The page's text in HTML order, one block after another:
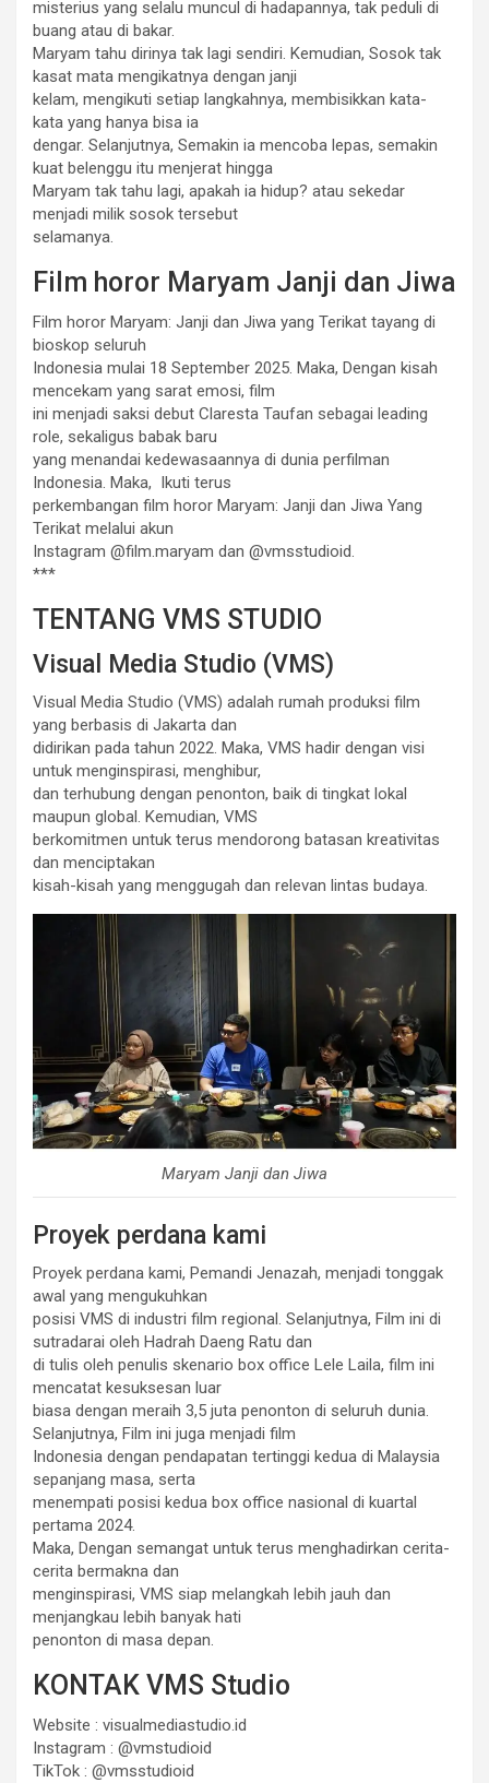
misterius yang selalu muncul di hadapannya, tak peduli di
buang atau di bakar.
Maryam tahu dirinya tak lagi sendiri. Kemudian, Sosok tak
kasat mata mengikatnya dengan janji
kelam, mengikuti setiap langkahnya, membisikkan kata-
kata yang hanya bisa ia
dengar. Selanjutnya, Semakin ia mencoba lepas, semakin
kuat belenggu itu menjerat hingga
Maryam tak tahu lagi, apakah ia hidup? atau sekedar
menjadi milik sosok tersebut
selamanya.
Film horor Maryam Janji dan Jiwa
Film horor Maryam: Janji dan Jiwa yang Terikat tayang di
bioskop seluruh
Indonesia mulai 18 September 2025. Maka, Dengan kisah
mencekam yang sarat emosi, film
ini menjadi saksi debut Claresta Taufan sebagai leading
role, sekaligus babak baru
yang menandai kedewasaannya di dunia perfilman
Indonesia. Maka, Ikuti terus
perkembangan film horor Maryam: Janji dan Jiwa Yang
Terikat melalui akun
Instagram @film.maryam dan @vmsstudioid.
***
TENTANG VMS STUDIO
Visual Media Studio (VMS)
Visual Media Studio (VMS) adalah rumah produksi film
yang berbasis di Jakarta dan
didirikan pada tahun 2022. Maka, VMS hadir dengan visi
untuk menginspirasi, menghibur,
dan terhubung dengan penonton, baik di tingkat lokal
maupun global. Kemudian, VMS
berkomitmen untuk terus mendorong batasan kreativitas
dan menciptakan
kisah-kisah yang menggugah dan relevan lintas budaya.
Maryam Janji dan Jiwa
Proyek perdana kami
Proyek perdana kami, Pemandi Jenazah, menjadi tonggak
awal yang mengukuhkan
posisi VMS di industri film regional. Selanjutnya, Film ini di
sutradarai oleh Hadrah Daeng Ratu dan
di tulis oleh penulis skenario box office Lele Laila, film ini
mencatat kesuksesan luar
biasa dengan meraih 3,5 juta penonton di seluruh dunia.
Selanjutnya, Film ini juga menjadi film
Indonesia dengan pendapatan tertinggi kedua di Malaysia
sepanjang masa, serta
menempati posisi kedua box office nasional di kuartal
pertama 2024.
Maka, Dengan semangat untuk terus menghadirkan cerita-
cerita bermakna dan
menginspirasi, VMS siap melangkah lebih jauh dan
menjangkau lebih banyak hati
penonton di masa depan.
KONTAK VMS Studio
Website : visualmediastudio.id
Instagram : @vmstudioid
TikTok : @vmsstudioid